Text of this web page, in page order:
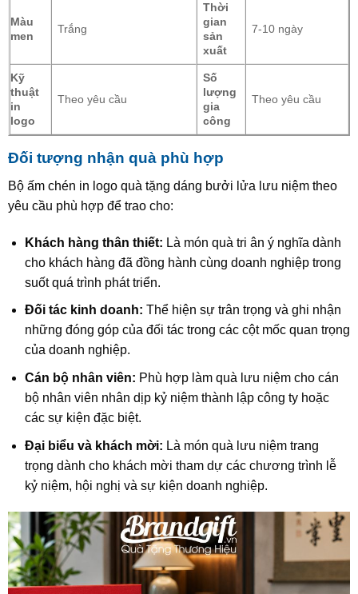
Màu
men
Trắng
Thời
gian
sản
xuất
7-10 ngày
Kỹ
thuật
in
logo
Theo yêu cầu
Số
lượng
gia
công
Theo yêu cầu
Đối tượng nhận quà phù hợp
Bộ ấm chén in logo quà tặng dáng bưởi lửa lưu niệmtheo
yêu cầu phù hợp để trao cho:
Khách hàng thân thiết: Là món quà tri ân ý nghĩa dành
cho khách hàng đã đồng hành cùng doanh nghiệp trong
suốt quá trình phát triển.
Đối tác kinh doanh: Thể hiện sự trân trọng và ghi nhận
những đóng góp của đối tác trong các cột mốc quan trọng
của doanh nghiệp.
Cán bộ nhân viên: Phù hợp làm quà lưu niệm cho cán
bộ nhân viên nhân dịp kỷ niệm thành lập công ty hoặc
các sự kiện đặc biệt.
Đại biểu và khách mời: Là món quà lưu niệm trang
trọng dành cho khách mời tham dự các chương trình lễ
kỷ niệm, hội nghị và sự kiện doanh nghiệp.